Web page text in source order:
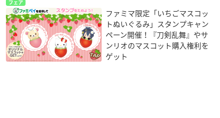
フェア
ファミマ限定「いちごマスコッ
トぬいぐるみ」スタンプキャン
ペーン開催！『刀剣乱舞』やサ
ンリオのマスコット購入権利を
ゲット